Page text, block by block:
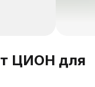
ЦИОН для